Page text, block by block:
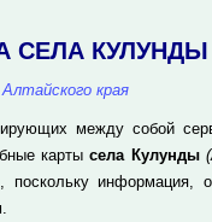
СЕЛА КУЛУНДЫ
края
между собой
картысела Кулунды
информация,